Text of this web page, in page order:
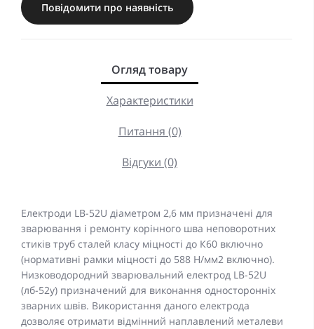
Повідомити про наявність
Огляд товару
Характеристики
Питання (0)
Відгуки (0)
Електроди LВ-52U діаметром 2,6 мм призначені для
зварювання і ремонту корінного шва неповоротних
стиків труб сталей класу міцності до К60 включно
(нормативні рамки міцності до 588 Н/мм2 включно).
Низководородний зварювальний електрод LB-52U
(лб-52у) призначений для виконання односторонніх
зварних швів. Використання даного електрода
дозволяє отримати відмінний наплавлений металеви